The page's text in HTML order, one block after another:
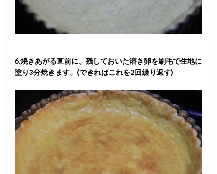
6.焼きあがる直前に、残しておいた溶き卵を刷毛で生地に
塗り3分焼きます。(できればこれを2回繰り返す)